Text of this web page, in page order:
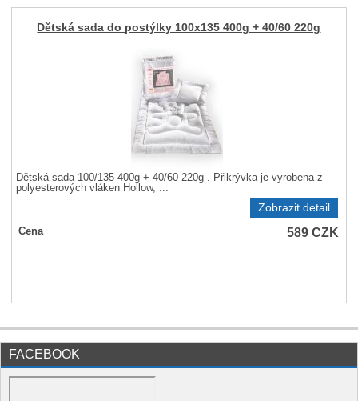
Dětská sada do postýlky 100x135 400g + 40/60 220g
Dětská sada 100/135 400g + 40/60 220g . Přikrývka je vyrobena z
polyesterových vláken Hollow, ...
Zobrazit detail
Cena 589CZK
FACEBOOK